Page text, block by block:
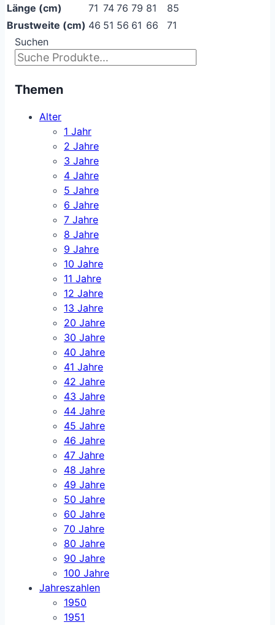
Länge (cm)
71 74 76 79 81
85
Brustweite (cm) 46 51 56 61 66
71
Suchen
Themen
Alter
1 Jahr
2 Jahre
3 Jahre
4 Jahre
5 Jahre
6 Jahre
7 Jahre
8 Jahre
9 Jahre
10 Jahre
11 Jahre
12 Jahre
13 Jahre
20 Jahre
30 Jahre
40 Jahre
41 Jahre
42 Jahre
43 Jahre
44 Jahre
45 Jahre
46 Jahre
47 Jahre
48 Jahre
49 Jahre
50 Jahre
60 Jahre
70 Jahre
80 Jahre
90 Jahre
100 Jahre
Jahreszahlen
1950
1951